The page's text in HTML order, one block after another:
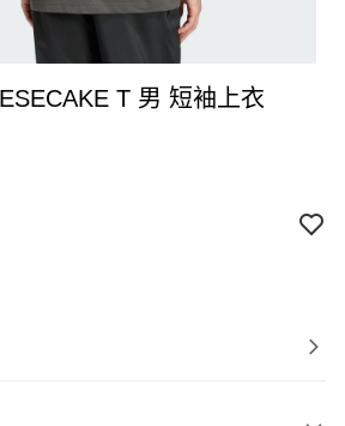
T 男 短袖上衣